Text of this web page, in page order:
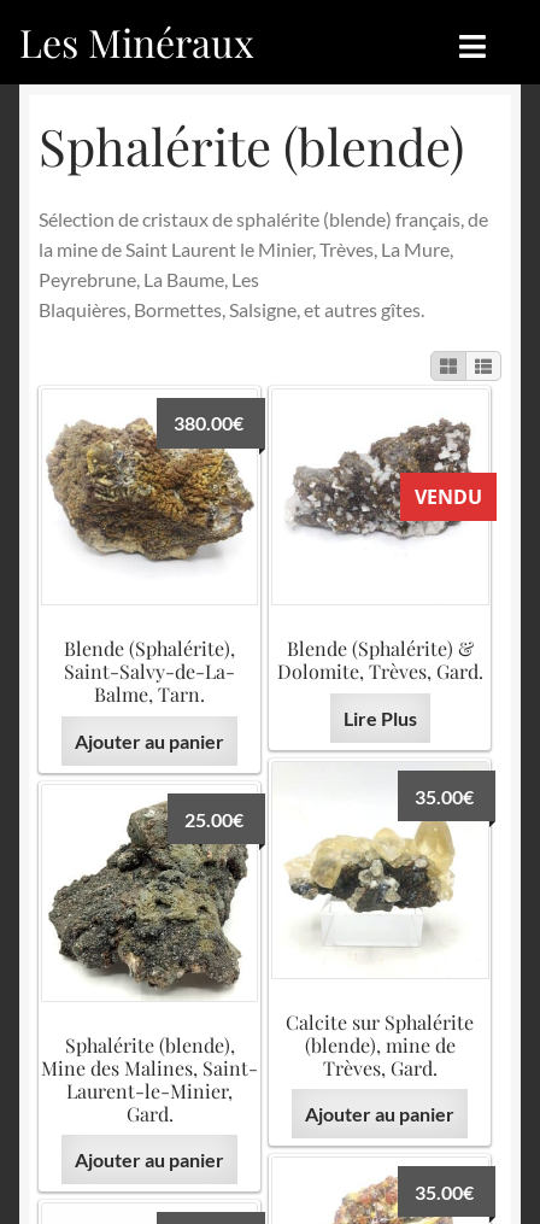
Aller
à
navigation
Aller
au
Les Minéraux
Catégories
Nouveautés
Achat
Français
English
Boutique
Nouveautés
Blog
Contactez-nous
Sites amis
Sphalérite (blende)
Sélection de cristaux de sphalérite (blende) français, de
la mine de Saint Laurent le Minier, Trèves, La Mure,
Peyrebrune, La Baume, Les
Blaquières, Bormettes, Salsigne, et autres gîtes.
Blende (Sphalérite),
Saint-Salvy-de-La-
Balme, Tarn.
380.00€
Ajouter au panier
VENDU
Blende (Sphalérite) &
Dolomite, Trèves, Gard.
Lire Plus
Calcite sur Sphalérite
(blende), mine de
Trèves, Gard.
35.00€
Ajouter au panier
Sphalérite (blende),
Mine des Malines, Saint-
Laurent-le-Minier,
Gard.
25.00€
Ajouter au panier
35.00€